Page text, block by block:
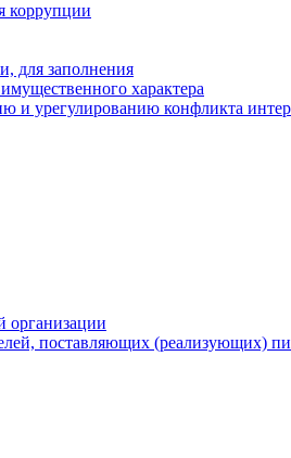
коррупции
для заполнения
характера
урегулированию конфликта
организации
поставляющих (реализующих)